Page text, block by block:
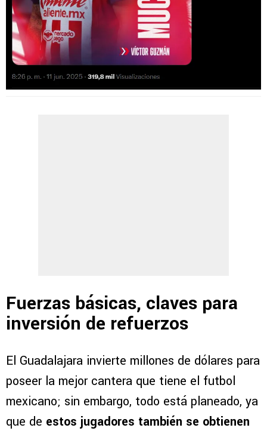
Fuerzas básicas, claves para
inversión de refuerzos
El Guadalajara invierte millones de dólares para
poseer la mejor cantera que tiene el futbol
mexicano; sin embargo, todo está planeado, ya
que de estos jugadores también se obtienen